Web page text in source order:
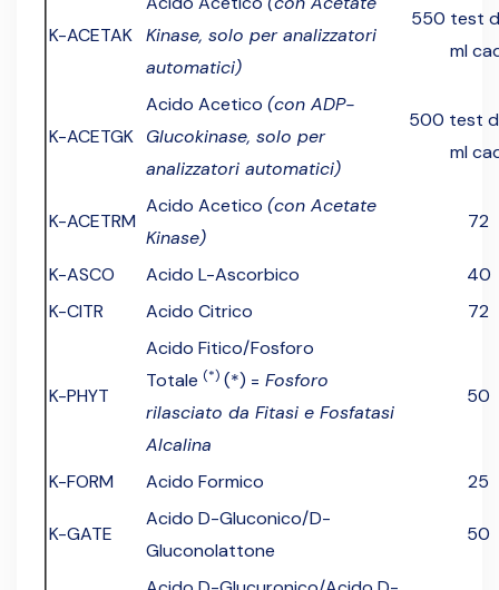
K-ACETAK Kinase, solo per analizzatori
automatici)
550 test
ml
K-ACETGK
Acido Acetico (con ADP-
Glucokinase, solo per
analizzatori automatici)
500 test
ml
K-ACETRM
Acido Acetico (con Acetate
Kinase)
72
K-ASCO Acido L-Ascorbico
40
K-CITR
Acido Citrico 72
K-PHYT
Acido Fitico/Fosforo
Totale (*) (*) = Fosforo
rilasciato da Fitasi e Fosfatasi
Alcalina
50
K-FORM Acido Formico 25
K-GATE
Acido D-Gluconico/D-
Gluconolattone
50